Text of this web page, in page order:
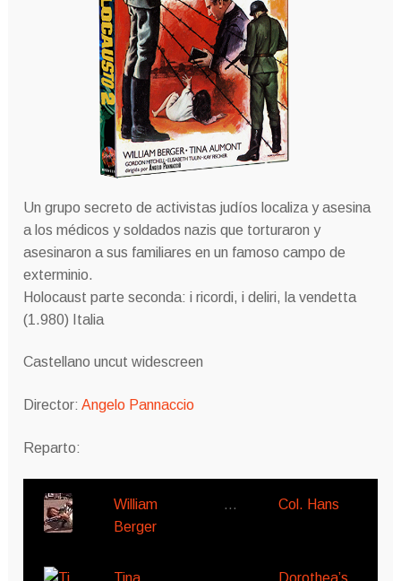
Un grupo secreto de activistas judíos localiza y asesina
a los médicos y soldados nazis que torturaron y
asesinaron a sus familiares en un famoso campo de
exterminio.
Holocaust parte seconda: i ricordi, i deliri, la vendetta
(1.980) Italia
Castellano uncut widescreen
Director: Angelo Pannaccio
Reparto:
William
Berger
… Col. Hans